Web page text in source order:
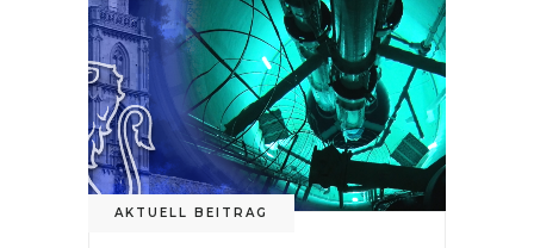
AKTUELL BEITRAG